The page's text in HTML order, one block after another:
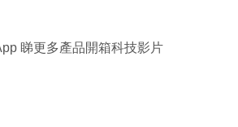
睇更多產品開箱科技影片